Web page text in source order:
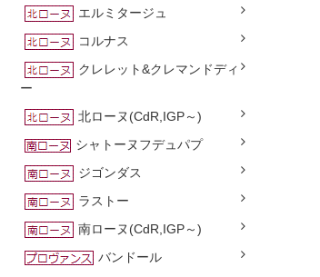
エルミタージュ
コルナス
クレレット&クレマンドディ
ー
北ローヌ(CdR,IGP～)
シャトーヌフデュパプ
ジゴンダス
ラストー
南ローヌ(CdR,IGP～)
バンドール